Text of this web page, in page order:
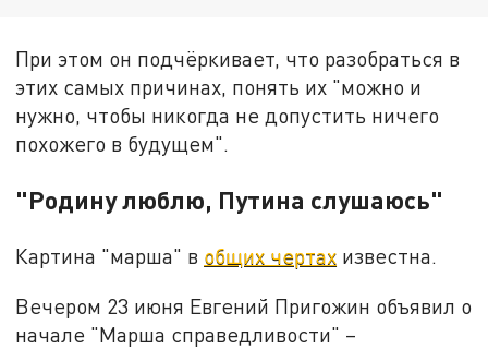
При этом он подчёркивает, что разобраться в
этих самых причинах, понять их "можно и
нужно, чтобы никогда не допустить ничего
похожего в будущем".
"Родину люблю, Путина слушаюсь"
Картина "марша" в общих чертах известна.
Вечером 23 июня Евгений Пригожин объявил о
начале "Марша справедливости" –